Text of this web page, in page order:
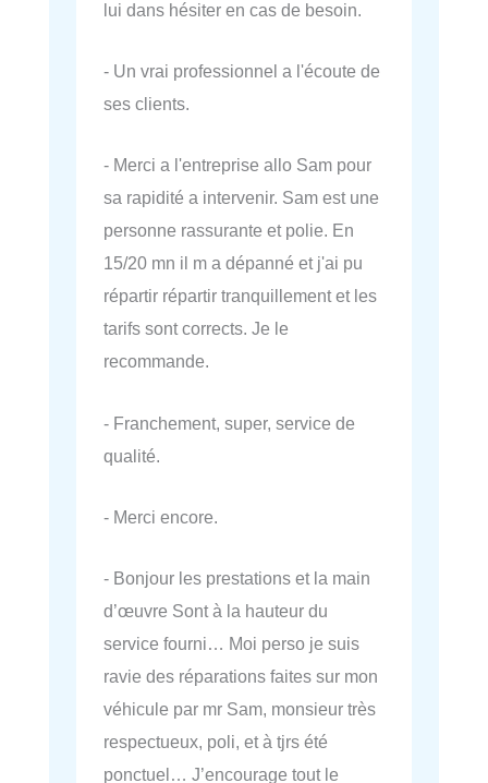
lui dans hésiter en cas de besoin.
- Un vrai professionnel a l'écoute de
ses clients.
- Merci a l'entreprise allo Sam pour
sa rapidité a intervenir. Sam est une
personne rassurante et polie. En
15/20 mn il m a dépanné et j'ai pu
répartir répartir tranquillement et les
tarifs sont corrects. Je le
recommande.
- Franchement, super, service de
qualité.
- Merci encore.
- Bonjour les prestations et la main
d’œuvre Sont à la hauteur du
service fourni… Moi perso je suis
ravie des réparations faites sur mon
véhicule par mr Sam, monsieur très
respectueux, poli, et à tjrs été
ponctuel… J’encourage tout le